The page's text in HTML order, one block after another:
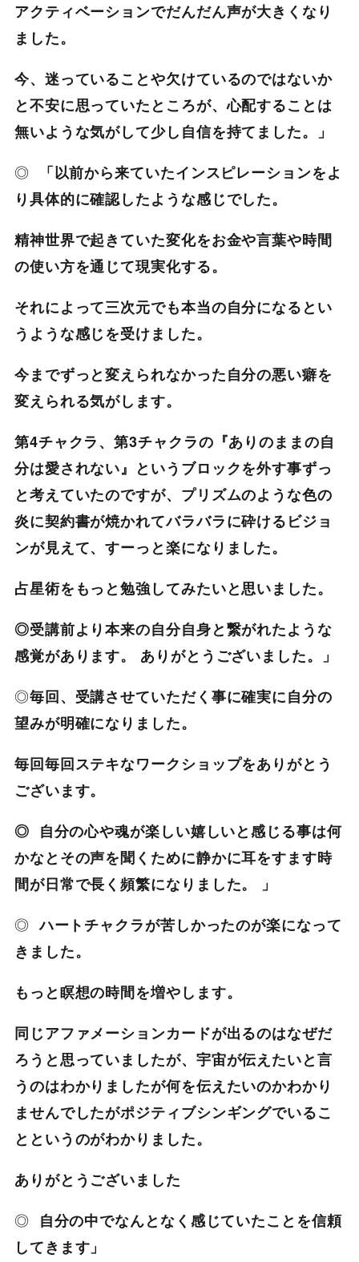
アクティベーションでだんだん声が大きくなり
ました。
今、迷っていることや欠けているのではないか
と不安に思っていたところが、心配することは
無いような気がして少し自信を持てました。」
◎
「以前から来ていたインスピレーションをよ
り具体的に確認したような感じでした。
精神世界で起きていた変化をお金や言葉や時間
の使い方を通じて現実化する。
それによって三次元でも本当の自分になるとい
うような感じを受けました。
今までずっと変えられなかった自分の悪い癖を
変えられる気がします。
第4チャクラ、第3チャクラの『ありのままの自
分は愛されない』というブロックを外す事ずっ
と考えていたのですが、プリズムのような色の
炎に契約書が焼かれてバラバラに砕けるビジョ
ンが見えて、すーっと楽になりました。
占星術をもっと勉強してみたいと思いました。
◎受講前より本来の自分自身と繋がれたような
感覚があります。
ありがとうございました。」
◎毎回、受講させていただく事に確実に自分の
望みが明確になりました。
毎回毎回ステキなワークショップをありがとう
ございます。
◎ 自分の心や魂が楽しい嬉しいと感じる事は何
かなとその声を聞くために静かに耳をすます時
間が日常で長く頻繁になりました。
」
◎ハートチャクラが苦しかったのが楽になって
きました。
もっと瞑想の時間を増やします。
同じアファメーションカードが出るのはなぜだ
ろうと思っていましたが、宇宙が伝えたいと言
うのはわかりましたが何を伝えたいのかわかり
ませんでしたがポジティブシンギングでいるこ
とというのがわかりました。
ありがとうございました
◎ 自分の中でなんとなく感じていたことを信頼
してきます」